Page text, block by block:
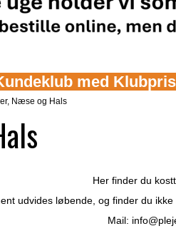
med
Næse og Hals
Her finder du
udvides løbende, og finder du
Mail: